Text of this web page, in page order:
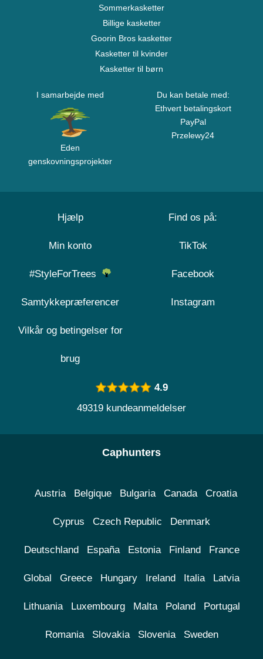
Sommerkasketter
Billige kasketter
Goorin Bros kasketter
Kasketter til kvinder
Kasketter til børn
I samarbejde med
Eden
genskovningsprojekter
Du kan betale med:
Ethvert betalingskort
PayPal
Przelewy24
Hjælp
Min konto
#StyleForTrees
Samtykkepræferencer
Vilkår og betingelser for
brug
Find os på:
TikTok
Facebook
Instagram
4.9
49319 kundeanmeldelser
Caphunters
Austria Belgique Bulgaria Canada Croatia
Cyprus Czech Republic Denmark
Deutschland España Estonia Finland France
Global Greece Hungary Ireland Italia Latvia
Lithuania Luxembourg Malta Poland Portugal
Romania Slovakia Slovenia Sweden